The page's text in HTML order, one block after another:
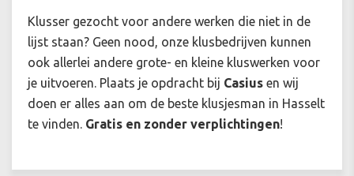
Klusser gezocht voor andere werken die niet in de
lijst staan? Geen nood, onze klusbedrijven kunnen
ook allerlei andere grote- en kleine kluswerken voor
je uitvoeren. Plaats je opdracht bij Casius en wij
doen er alles aan om de beste klusjesman in Hasselt
te vinden. Gratis en zonder verplichtingen!